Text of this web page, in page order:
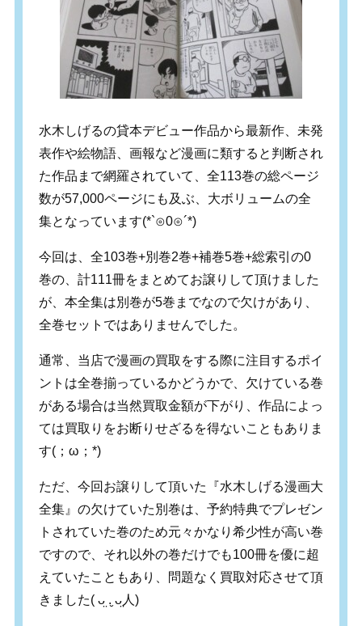
水木しげるの貸本デビュー作品から最新作、未発
表作や絵物語、画報など漫画に類すると判断され
た作品まで網羅されていて、全113巻の総ページ
数が57,000ページにも及ぶ、大ボリュームの全
集となっています(*`⊙0⊙´*)
今回は、全103巻+別巻2巻+補巻5巻+総索引の0
巻の、計111冊をまとめてお譲りして頂けました
が、本全集は別巻が5巻までなので欠けがあり、
全巻セットではありませんでした。
通常、当店で漫画の買取をする際に注目するポイ
ントは全巻揃っているかどうかで、欠けている巻
がある場合は当然買取金額が下がり、作品によっ
ては買取りをお断りせざるを得ないこともありま
す(； ω ； *)
ただ、今回お譲りして頂いた『水木しげる漫画大
全集』の欠けていた別巻は、予約特典でプレゼン
トされていた巻のため元々かなり希少性が高い巻
ですので、それ以外の巻だけでも100冊を優に超
えていたこともあり、問題なく買取対応させて頂
きました‬( ᴗ̤ .̮ ᴗ̤人)